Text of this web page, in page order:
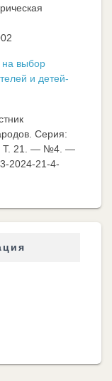
на выбор
и детей-
Серия:
— Т. 21. — №4. —
2024-21-4-